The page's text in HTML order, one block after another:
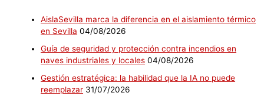
AislaSevilla marca la diferencia en el aislamiento térmico
en Sevilla 04/08/2026
Guía de seguridad y protección contra incendios en
naves industriales y locales 04/08/2026
Gestión estratégica: la habilidad que la IA no puede
reemplazar 31/07/2026